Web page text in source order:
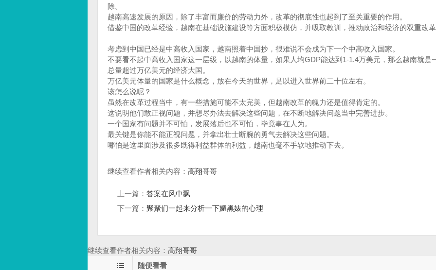
除。
越南高速发展的原因，除了丰富而廉价的劳动力外，改革的彻底性也起到了至关重要的作用。
借鉴中国的改革经验，越南在基础设施建设等方面积极模仿，并吸取教训，推动政治和经济的双重改
考虑到中国已经是中高收入国家，越南照着中国抄，很难说不会成为下一个中高收入国家。
不要看不起中高收入国家这一层级，以越南的体量，如果人均GDP能达到1-1.4万美元，那么越南就是
总量超过万亿美元的经济大国。
万亿美元体量的国家是什么概念，放在今天的世界，足以进入世界前二十位左右。
该怎么说呢？
虽然在改革过程当中，有一些措施可能不太完美，但越南改革的魄力还是值得肯定的。
这说明他们敢正视问题，并想尽办法去解决这些问题，在不断地解决问题当中完善进步。
一个国家有问题并不可怕，发展落后也不可怕，毕竟事在人为。
最关键是你能不能正视问题，并拿出壮士断腕的勇气去解决这些问题。
哪怕是这里面涉及很多既得利益群体的利益，越南也毫不手软地推动下去。
继续查看作者相关内容： 高翔哥哥
上一篇： 答案在风中飘
下一篇： 聚聚们一起来分析一下媚黑婊的心理
继续查看作者相关内容： 高翔哥哥
随便看看